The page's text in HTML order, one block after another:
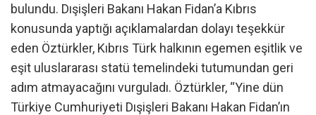
bulundu. Dışişleri Bakanı Hakan Fidan’a Kıbrıs
konusunda yaptığı açıklamalardan dolayı teşekkür
eden Öztürkler, Kıbrıs Türk halkının egemen eşitlik ve
eşit uluslararası statü temelindeki tutumundan geri
adım atmayacağını vurguladı. Öztürkler, “Yine dün
Türkiye Cumhuriyeti Dışişleri Bakanı Hakan Fidan’ın